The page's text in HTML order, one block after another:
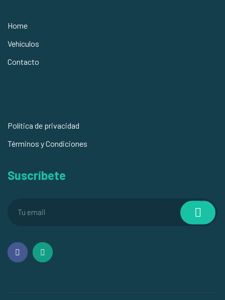
Home
Vehículos
Contacto
Política de privacidad
Términos y Condiciones
Suscríbete